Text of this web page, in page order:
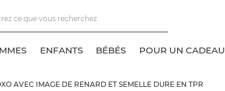
ENFANTS BÉBÉS POUR UN CADEAU
AVEC IMAGE DE RENARD ET SEMELLE DURE EN TPR